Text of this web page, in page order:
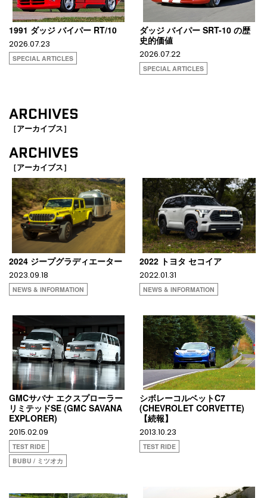
1991 ダッジ バイパー RT/10
2026.07.23
SPECIAL ARTICLES
ダッジ バイパー SRT-10 の歴
史的価値
2026.07.22
SPECIAL ARTICLES
ARCHIVES
［アーカイブス］
ARCHIVES
［アーカイブス］
2024 ジープグラディエーター
2023.09.18
NEWS & INFORMATION
2022 トヨタ セコイア
2022.01.31
NEWS & INFORMATION
GMCサバナ エクスプローラー
リミテッドSE (GMC SAVANA
EXPLORER)
2015.02.09
TEST RIDE
BUBU / ミツオカ
シボレーコルベットC7
(CHEVROLET CORVETTE)
【続報】
2013.10.23
TEST RIDE